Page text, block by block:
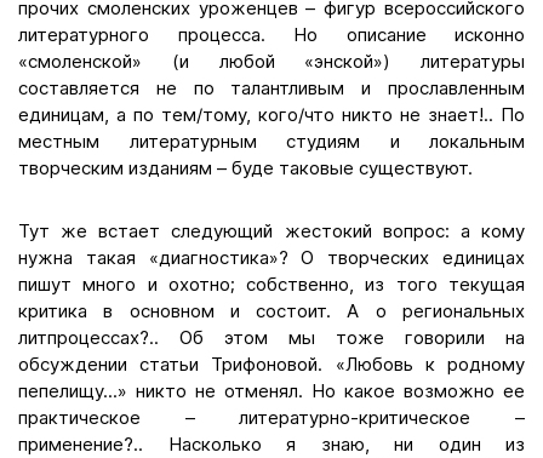
прочих смоленских уроженцев – фигур всероссийского
литературного процесса. Но описание исконно
«смоленской» (и любой «энской») литературы
составляется не по талантливым и прославленным
единицам, а по тем/тому, кого/что никто не знает!.. По
местным литературным студиям и локальным
творческим изданиям – буде таковые существуют.
Тут же встает следующий жестокий вопрос: а кому
нужна такая «диагностика»? О творческих единицах
пишут много и охотно; собственно, из того текущая
критика в основном и состоит. А о региональных
литпроцессах?.. Об этом мы тоже говорили на
обсуждении статьи Трифоновой. «Любовь к родному
пепелищу...» никто не отменял. Но какое возможно ее
практическое – литературно-критическое –
применение?.. Насколько я знаю, ни один из